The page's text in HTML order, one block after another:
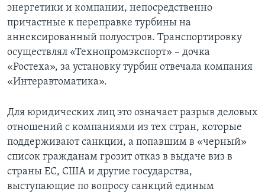
энергетики и компании, непосредственно
причастные к переправке турбины на
аннексированный полуостров. Транспортировку
осуществлял «Технопромэкспорт» – дочка
«Ростеха», за установку турбин отвечала компания
«Интеравтоматика».
Для юридических лиц это означает разрыв деловых
отношений с компаниями из тех стран, которые
поддерживают санкции, а попавшим в «черный»
список гражданам грозит отказ в выдаче виз в
страны ЕС, США и другие государства,
выступающие по вопросу санкций единым